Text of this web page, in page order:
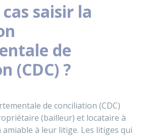
saisir la
de
(CDC) ?
de conciliation (CDC)
(bailleur) et locataire à
à leur litige. Les litiges qui